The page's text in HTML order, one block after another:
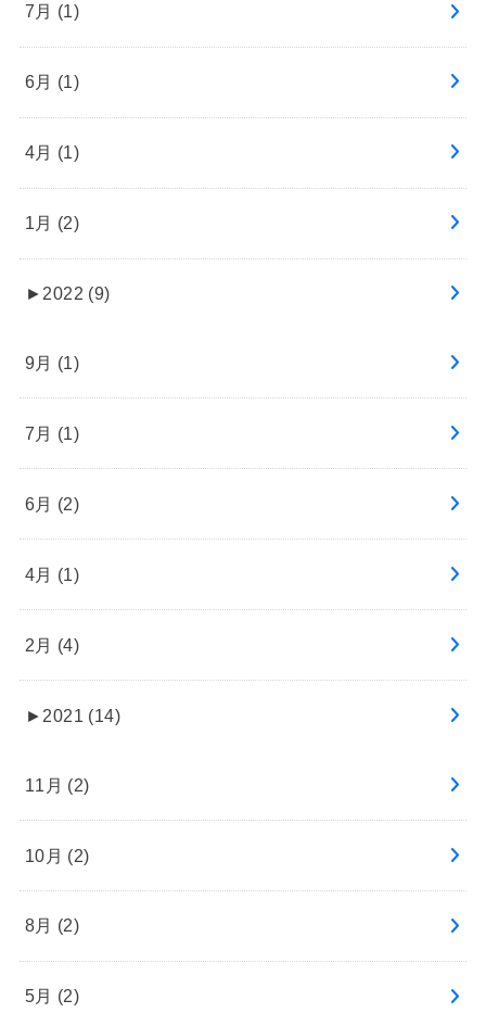
7月 (1)
6月 (1)
4月 (1)
1月 (2)
► 2022 (9)
9月 (1)
7月 (1)
6月 (2)
4月 (1)
2月 (4)
► 2021 (14)
11月 (2)
10月 (2)
8月 (2)
5月 (2)